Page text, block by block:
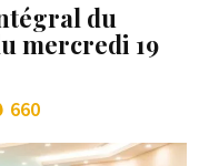
du
mercredi 19
660